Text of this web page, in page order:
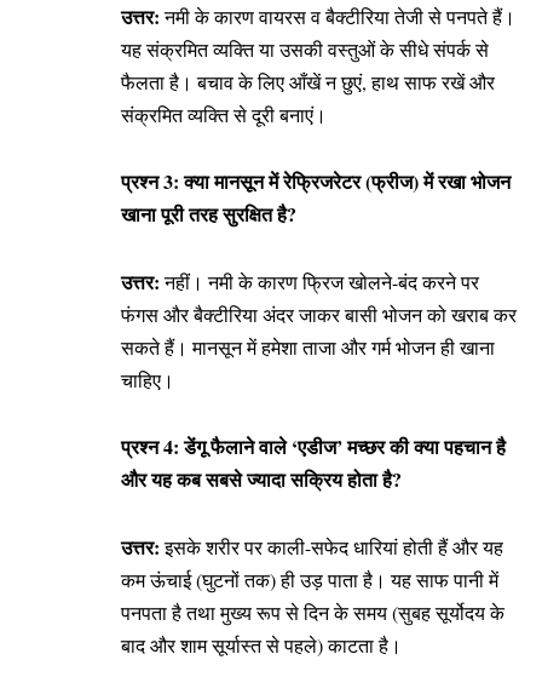
उत्तर:नमी के कारण वायरस व बैक्टीरिया तेजी से पनपते हैं।
यह संक्रमित व्यक्ति या उसकी वस्तुओं के सीधे संपर्क से
फैलता है। बचाव के लिए आँखें न छुएं, हाथ साफ रखें और
संक्रमित व्यक्ति से दूरी बनाएं।
प्रश्न 3: क्या मानसून में रेफ्रिजरेटर (फ्रीज) में रखा भोजन
खाना पूरी तरह सुरक्षित है?
उत्तर:नहीं। नमी के कारण फ्रिज खोलने-बंद करने पर
फंगस और बैक्टीरिया अंदर जाकर बासी भोजन को खराब कर
सकते हैं। मानसून में हमेशा ताजा और गर्म भोजन ही खाना
चाहिए।
प्रश्न 4: डेंगू फैलाने वाले ‘एडीज’ मच्छर की क्या पहचान है
और यह कब सबसे ज्यादा सक्रिय होता है?
उत्तर:इसके शरीर पर काली-सफेद धारियां होती हैं और यह
कम ऊंचाई (घुटनों तक) ही उड़ पाता है। यह साफ पानी में
पनपता है तथा मुख्य रूप से दिन के समय (सुबह सूर्योदय के
बाद और शाम सूर्यास्त से पहले) काटता है।